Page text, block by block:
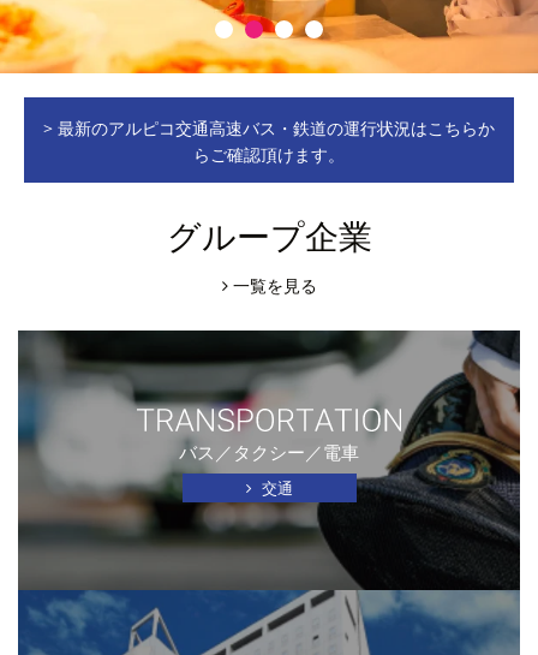
> 最新のアルピコ交通高速バス・鉄道の運行状況はこちらか
らご確認頂けます。
グループ企業
一覧を見る
バス／タクシー／電車
交通